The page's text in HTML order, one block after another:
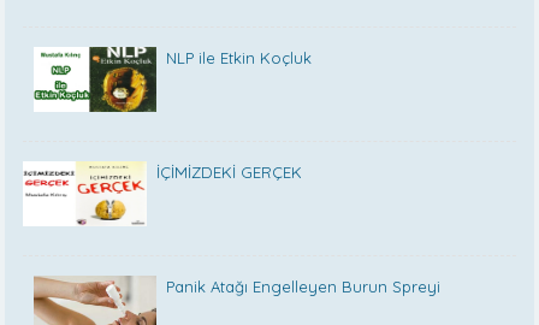
NLP ile Etkin Koçluk
İÇİMİZDEKİ GERÇEK
Panik Atağı Engelleyen Burun Spreyi